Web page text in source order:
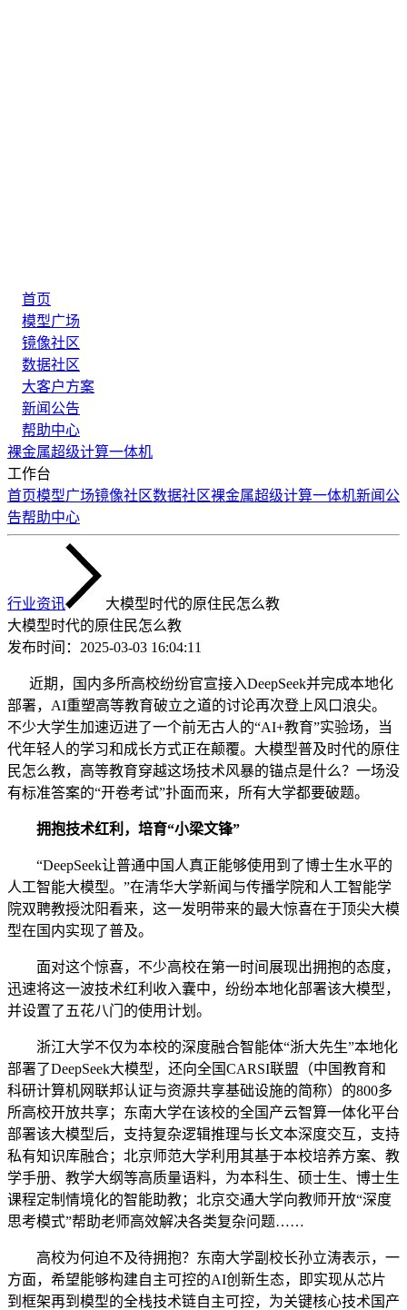
首页
模型广场
镜像社区
数据社区
大客户方案
新闻公告
帮助中心
裸金属超级计算一体机
工作台
首页模型广场镜像社区数据社区裸金属超级计算一体机新闻公
告帮助中心
行业资讯
大模型时代的原住民怎么教
大模型时代的原住民怎么教
发布时间： 2025-03-03 16:04:11
近期，国内多所高校纷纷官宣接入DeepSeek并完成本地化
部署，AI重塑高等教育破立之道的讨论再次登上风口浪尖。
不少大学生加速迈进了一个前无古人的“AI+教育”实验场，当
代年轻人的学习和成长方式正在颠覆。大模型普及时代的原住
民怎么教，高等教育穿越这场技术风暴的锚点是什么？一场没
有标准答案的“开卷考试”扑面而来，所有大学都要破题。
拥抱技术红利，培育“小梁文锋”
“DeepSeek让普通中国人真正能够使用到了博士生水平的
人工智能大模型。”在清华大学新闻与传播学院和人工智能学
院双聘教授沈阳看来，这一发明带来的最大惊喜在于顶尖大模
型在国内实现了普及。
面对这个惊喜，不少高校在第一时间展现出拥抱的态度，
迅速将这一波技术红利收入囊中，纷纷本地化部署该大模型，
并设置了五花八门的使用计划。
浙江大学不仅为本校的深度融合智能体“浙大先生”本地化
部署了DeepSeek大模型，还向全国CARSI联盟（中国教育和
科研计算机网联邦认证与资源共享基础设施的简称）的800多
所高校开放共享；东南大学在该校的全国产云智算一体化平台
部署该大模型后，支持复杂逻辑推理与长文本深度交互，支持
私有知识库融合；北京师范大学利用其基于本校培养方案、教
学手册、教学大纲等高质量语料，为本科生、硕士生、博士生
课程定制情境化的智能助教；北京交通大学向教师开放“深度
思考模式”帮助老师高效解决各类复杂问题……
高校为何迫不及待拥抱？东南大学副校长孙立涛表示，一
方面，希望能够构建自主可控的AI创新生态，即实现从芯片
到框架再到模型的全栈技术链自主可控，为关键核心技术国产